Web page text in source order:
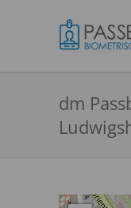
dm